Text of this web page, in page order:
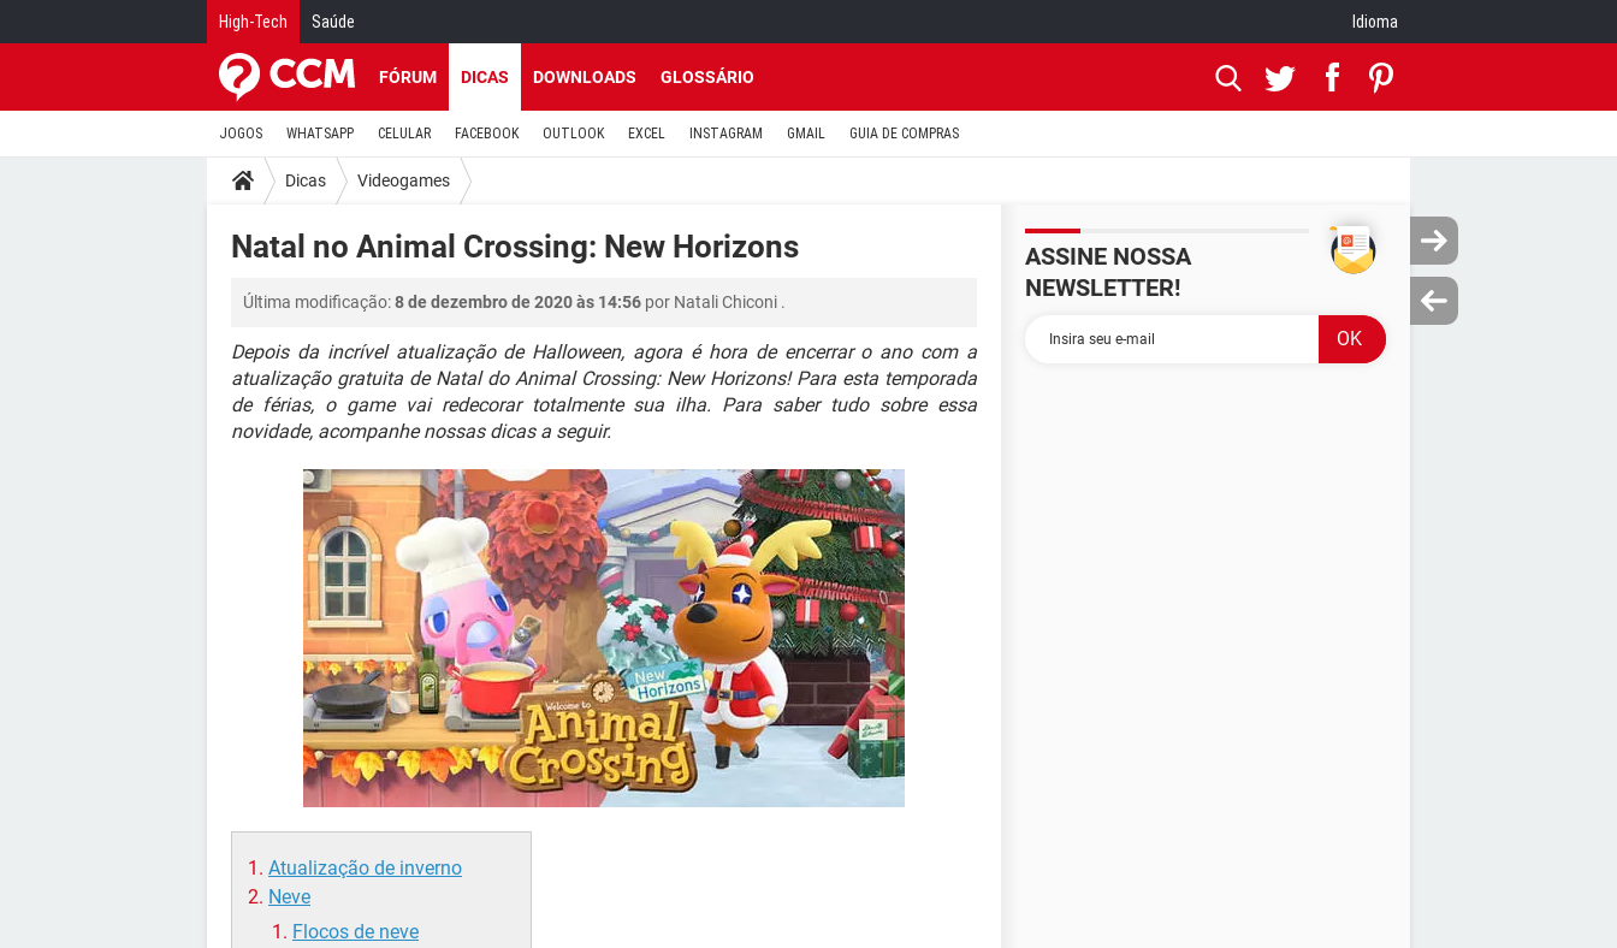
High-Tech Saúde Idioma
FÓRUM DICAS DOWNLOADS GLOSSÁRIO
JOGOS WHATSAPP CELULAR FACEBOOK OUTLOOK EXCEL INSTAGRAM GMAIL GUIA DE COMPRAS
Dicas Videogames
Natal no Animal Crossing: New Horizons
Última modificação:8 de dezembro de 2020 às 14:56 por Natali Chiconi .
Depois da incrível atualização de Halloween, agora é hora de encerrar o ano com a
atualização gratuita de Natal do Animal Crossing: New Horizons! Para esta temporada
de férias, o game vai redecorar totalmente sua ilha. Para saber tudo sobre essa
novidade, acompanhe nossas dicas a seguir.
Atualização de inverno
Neve
Flocos de neve
ASSINE NOSSA
NEWSLETTER!